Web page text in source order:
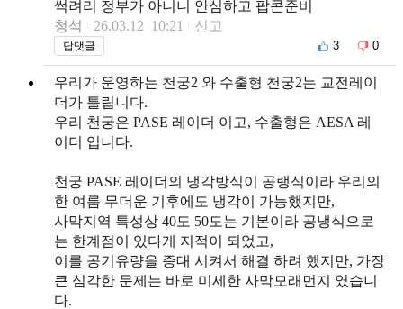
썩려리 정부가 아니니 안심하고 팝콘준비
청석
26.03.12 10:21 신고
답댓글 3 0
우리가 운영하는 천궁2 와 수출형 천궁2는 교전레이
더가 틀립니다.
우리 천궁은 PASE 레이더 이고, 수출형은 AESA 레
이더 입니다.
천궁 PASE 레이더의 냉각방식이 공랭식이라 우리의
한 여름 무더운 기후에도 냉각이 가능했지만,
사막지역 특성상 40도 50도는 기본이라 공냉식으로
는 한계점이 있다게 지적이 되었고,
이를 공기유량을 증대 시켜서 해결 하려 했지만, 가장
큰 심각한 문제는 바로 미세한 사막모래먼지 였습니
다.